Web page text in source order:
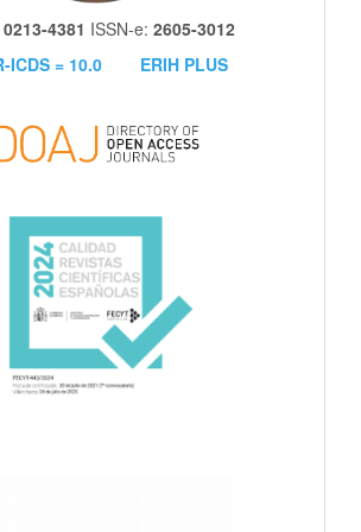
0213-4381 ISSN-e: 2605-3012
ICDS = 10.0
ERIH PLUS